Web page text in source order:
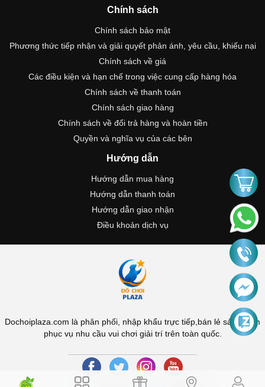
Chính sách
Chính sách bảo mật
Phương thức tiếp nhận và giải quyết phản ánh, yêu cầu, khiếu nại
Chính sách về giá
Các điều kiện và hạn chế trong việc cung cấp hàng hóa
Chính sách về thanh toán
Chính sách giao hàng
Chính sách về đổi trả hàng và hoàn tiền
Quyền và nghĩa vụ của các bên
Hướng dẫn
Hướng dẫn mua hàng
Hướng dẫn thanh toán
Hướng dẫn giao nhận
Điều khoản dịch vụ
Dochoiplaza.com là phân phối, nhập khẩu trực tiếp,bán lẻ sản phẩm
phục vụ nhu cầu vui chơi giải trí trên toàn quốc.